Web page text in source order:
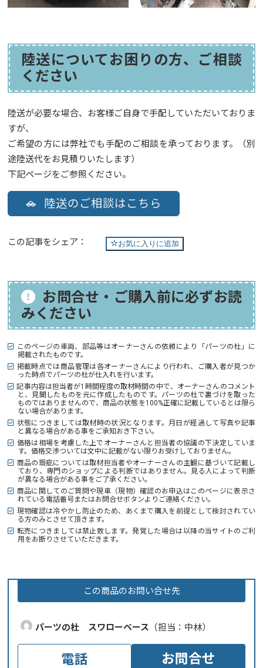
陸送についてお困りの方、ご相談
ください
陸送が必要な場合、お客様ご自身で手配していただいておりま
すが、
ご希望の方には弊社でも手配のご相談を承っております。（別
途陸送代をお見積りいたします）
下記ページをご参照ください。
陸送のご相談はこちら
お気に入りに追加
この記事をシェア：
お問合せ・ご購入前に必ずお読
みください
このページの車両、部品等はオーナーさんの依頼により「パーツの杜」に
掲載されたものです。
掲載時点では商品管理は各オーナーさんにより行われ、ご購入者が見つか
った時点でパーツの杜が仕入れを行います。
記事内容は担当者が1時間程度の取材時間の中で、オーナーさんのコメント
と、見聞したものを元に作成したものです。パーツの杜で裏づけを取った
ものではありませんので、商品の状態を100%正確に記載しているとは限ら
ない場合があります。
状態につきましては取材時の状況となります。月日が経過して写真や記事
と異なる場合がある事をご承知おき下さい。
価格は相場を考慮した上でオーナーさんと担当者の協議の下決定していま
す。価格交渉ついては文中に記載がない限りお受けしておりません。
商品の瑕疵については取材担当者やオーナーさんの主観に基づいて記載し
ており、専門のショップによる判断ではありません。見る人によって判断
が異なる場合がある事をご了承ください。
商品に関してのご質問や現車（現物）確認のお申込はこのページに表示さ
れている電話番号またはお問合せボタンよりご連絡ください。
現物確認は冷やかし防止のため、あくまで購入を前提として検討されてい
る方のみとさせて頂きます。
転売につきましては禁止致します。発覚した場合は以降の当サイトのご利
用をお断りさせていただきます。
この商品のお問い合せ先
パーツの杜 スワローベース （担当：中林）
電話 お問合せ